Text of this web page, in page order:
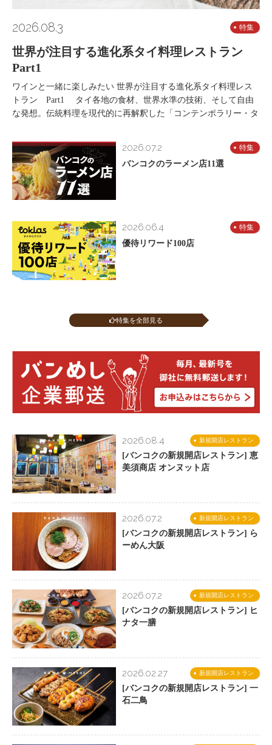
2026.08.3 特集
世界が注目する進化系タイ料理レストラン
Part1
ワインと一緒に楽しみたい 世界が注目する進化系タイ料理レス
トラン Part1 タイ各地の食材、世界水準の技術、そして自由
な発想。伝統料理を現代的に再解釈した「コンテンポラリー・タ
2026.07.2 特集
バンコクのラーメン店11選
2026.06.4 特集
優待リワード100店
特集を全部見る
新規開店レストラン
2026.08.4
[バンコクの新規開店レストラン] 恵
美須商店 オンヌット店
新規開店レストラン
2026.07.2
[バンコクの新規開店レストラン] ら
ーめん大阪
新規開店レストラン
2026.07.2
[バンコクの新規開店レストラン] ヒ
ナタ一膳
新規開店レストラン
2026.02.27
[バンコクの新規開店レストラン] 一
石二鳥